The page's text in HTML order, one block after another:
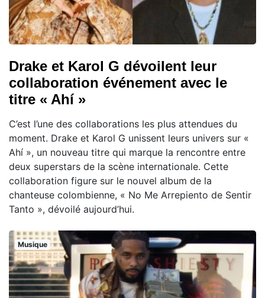
Drake et Karol G dévoilent leur
collaboration événement avec le
titre « Ahí »
C’est l’une des collaborations les plus attendues du
moment. Drake et Karol G unissent leurs univers sur «
Ahí », un nouveau titre qui marque la rencontre entre
deux superstars de la scène internationale. Cette
collaboration figure sur le nouvel album de la
chanteuse colombienne, « No Me Arrepiento de Sentir
Tanto », dévoilé aujourd’hui.
Musique